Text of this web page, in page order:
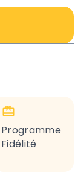
Programme
Fidélité